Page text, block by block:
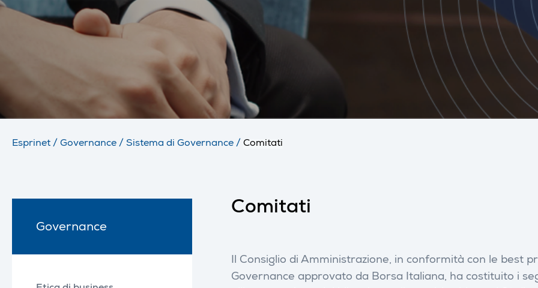
Esprinet / Governance / Sistema di Governance / Comitati
Governance
Comitati
Il Consiglio di Amministrazione, in conformità con le best
Governance approvato da Borsa Italiana, ha costituito i